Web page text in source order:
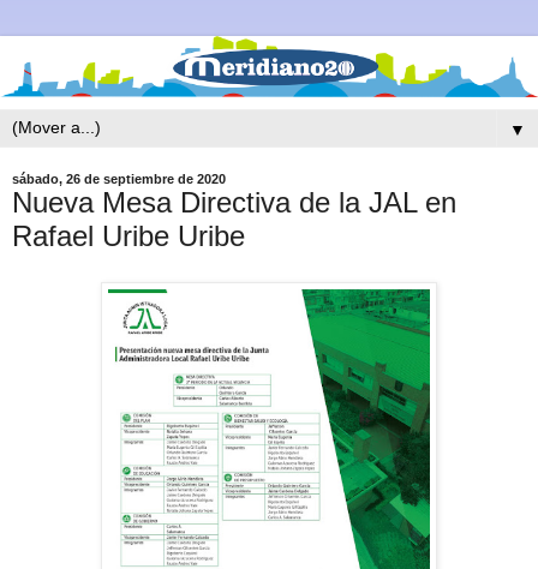
▼
sábado, 26 de septiembre de 2020
Nueva Mesa Directiva de la JAL en
Rafael Uribe Uribe